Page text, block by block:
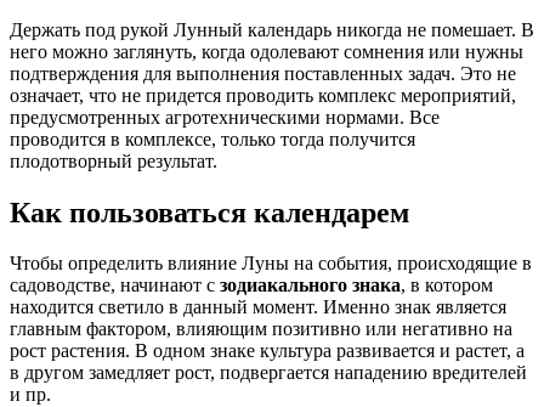
Держать под рукой Лунный календарь никогда не помешает. В
него можно заглянуть, когда одолевают сомнения или нужны
подтверждения для выполнения поставленных задач. Это не
означает, что не придется проводить комплекс мероприятий,
предусмотренных агротехническими нормами. Все
проводится в комплексе, только тогда получится
плодотворный результат.
Как пользоваться календарем
Чтобы определить влияние Луны на события, происходящие в
садоводстве, начинают с зодиакального знака, в котором
находится светило в данный момент. Именно знак является
главным фактором, влияющим позитивно или негативно на
рост растения. В одном знаке культура развивается и растет, а
в другом замедляет рост, подвергается нападению вредителей
и пр.